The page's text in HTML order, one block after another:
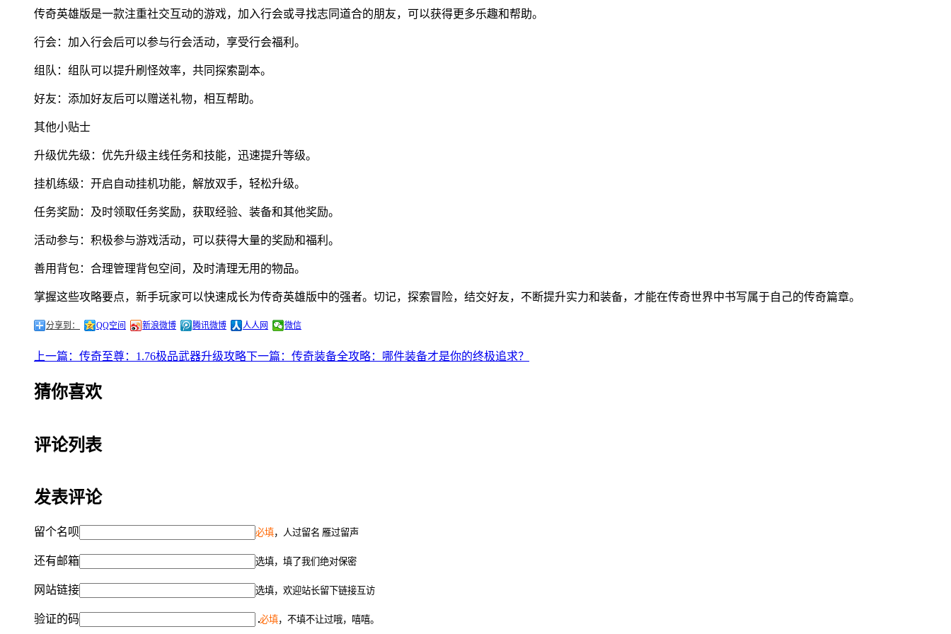
传奇英雄版是一款注重社交互动的游戏，加入行会或寻找志同道合的朋友，可以获得更多乐趣和帮助。
行会：加入行会后可以参与行会活动，享受行会福利。
组队：组队可以提升刷怪效率，共同探索副本。
好友：添加好友后可以赠送礼物，相互帮助。
其他小贴士
升级优先级：优先升级主线任务和技能，迅速提升等级。
挂机练级：开启自动挂机功能，解放双手，轻松升级。
任务奖励：及时领取任务奖励，获取经验、装备和其他奖励。
活动参与：积极参与游戏活动，可以获得大量的奖励和福利。
善用背包：合理管理背包空间，及时清理无用的物品。
掌握这些攻略要点，新手玩家可以快速成长为传奇英雄版中的强者。切记，探索冒险，结交好友，不断提升实力和装备，才能在传奇世界中书写属于自己的传奇篇章。
分享到： QQ空间 新浪微博 腾讯微博 人人网 微信
上一篇：传奇至尊：1.76极品武器升级攻略下一篇：传奇装备全攻略：哪件装备才是你的终极追求？
猜你喜欢
评论列表
发表评论
留个名呗 必填，人过留名 雁过留声
还有邮箱 选填，填了我们绝对保密
网站链接 选填，欢迎站长留下链接互访
验证的码 必填，不填不让过哦，嘻嘻。